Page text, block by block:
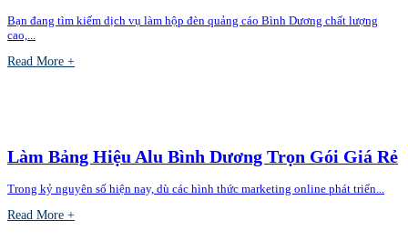
Bạn đang tìm kiếm dịch vụ làm hộp đèn quảng cáo Bình Dương chất lượng
cao,...
Read More +
Làm Bảng Hiệu Alu Bình Dương Trọn Gói Giá Rẻ
Trong kỷ nguyên số hiện nay, dù các hình thức marketing online phát triển...
Read More +